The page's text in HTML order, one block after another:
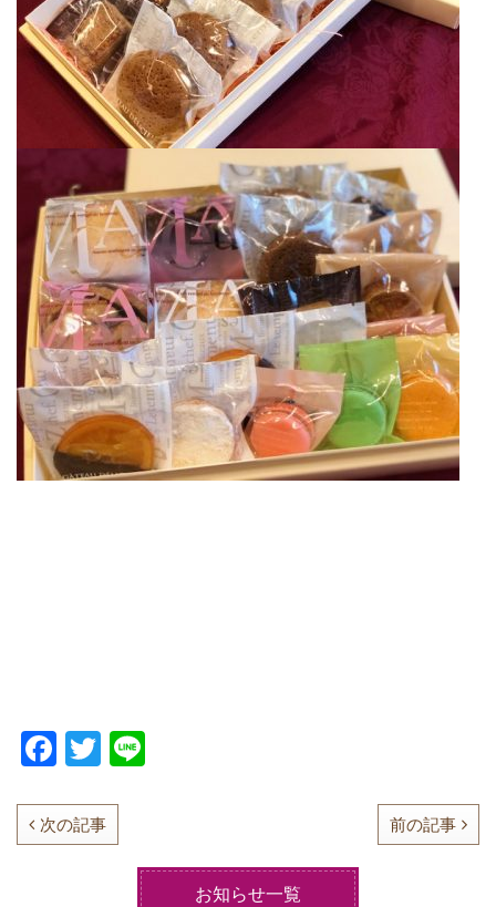
F
c
e
T
itt
er
次の記事 前の記事
お知らせ一覧